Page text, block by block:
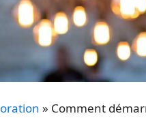
» Comment